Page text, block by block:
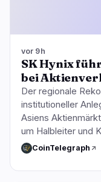
vor 9h
SK Hynix
bei
Der regionale
institutioneller
Asiens
um Halbleiter und
CoinTelegraph